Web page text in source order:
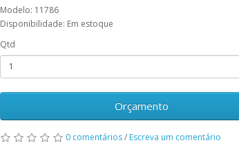
Modelo: 11786
Disponibilidade: Em estoque
Qtd
Orçamento
0 comentários/ Escreva um comentário